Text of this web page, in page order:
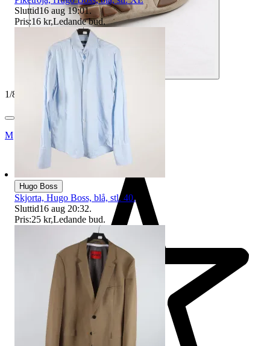
1/8
Myrorna
Sluttid16 aug 19:01.
Pris:16 kr,Ledande bud.
Hugo Boss
Skjorta, Hugo Boss, blå, stl. 40.
Sluttid16 aug 20:32.
Pris:25 kr,Ledande bud.